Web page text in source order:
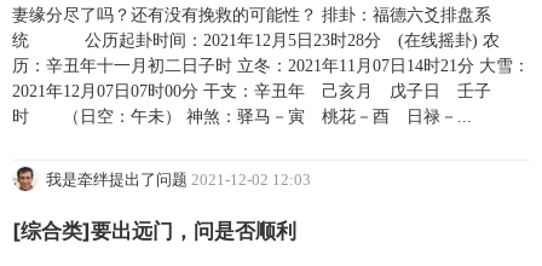
妻缘分尽了吗？还有没有挽救的可能性？ 排卦：福德六爻排盘系
统 公历起卦时间：2021年12月5日23时28分 (在线摇卦) 农
历：辛丑年十一月初二日子时 立冬：2021年11月07日14时21分 大雪：
2021年12月07日07时00分 干支：辛丑年 己亥月 戊子日 壬子
时 （日空：午未） 神煞：驿马－寅 桃花－酉 日禄－...
我是牵绊提出了问题 2021-12-02 12:03
[综合类]要出远门，问是否顺利